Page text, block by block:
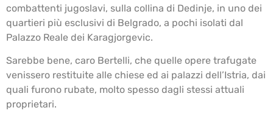
combattenti jugoslavi, sulla collina di Dedinje, in uno dei
quartieri più esclusivi di Belgrado, a pochi isolati dal
Palazzo Reale dei Karagjorgevic.
Sarebbe bene, caro Bertelli, che quelle opere trafugate
venissero restituite alle chiese ed ai palazzi dell’Istria, dai
quali furono rubate, molto spesso dagli stessi attuali
proprietari.